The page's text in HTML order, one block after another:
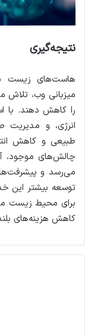
نتیجه‌گیری
هاست‌های زیست
میزبانی وب، تلاش
را کاهش دهند. با
انرژی، و
طبیعی و کاهش
چالش‌های موجود،
می‌رسد و
توسعه بیشتر این
برای محیط زیست
کاهش هزینه‌های